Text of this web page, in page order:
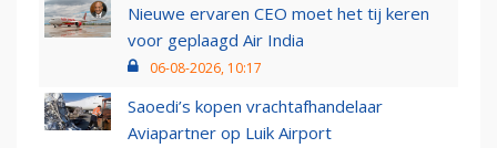
Nieuwe ervaren CEO moet het tij keren
voor geplaagd Air India
06-08-2026, 10:17
Saoedi’s kopen vrachtafhandelaar
Aviapartner op Luik Airport